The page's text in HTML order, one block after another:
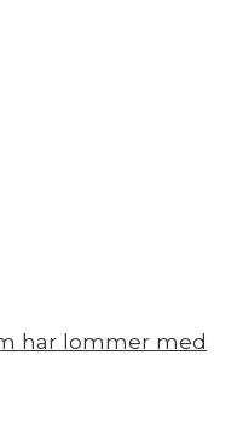
har lommer med